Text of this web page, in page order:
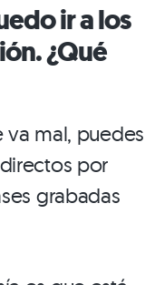
ir a los
¿Qué
va mal, puedes
por
grabadas